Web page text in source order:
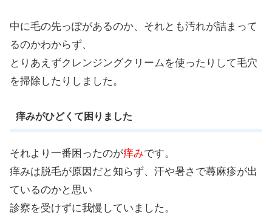
中に毛の先っぽがあるのか、それとも汚れが詰まって
るのかわからず、
とりあえずクレンジングクリームを使ったりして毛穴
を掃除したりしました。
痒みがひどくて困りました
それより一番困ったのが痒みです。
痒みは脱毛が原因だと知らず、汗や暑さで蕁麻疹が出
ているのかと思い
診察を受けずに我慢していました。